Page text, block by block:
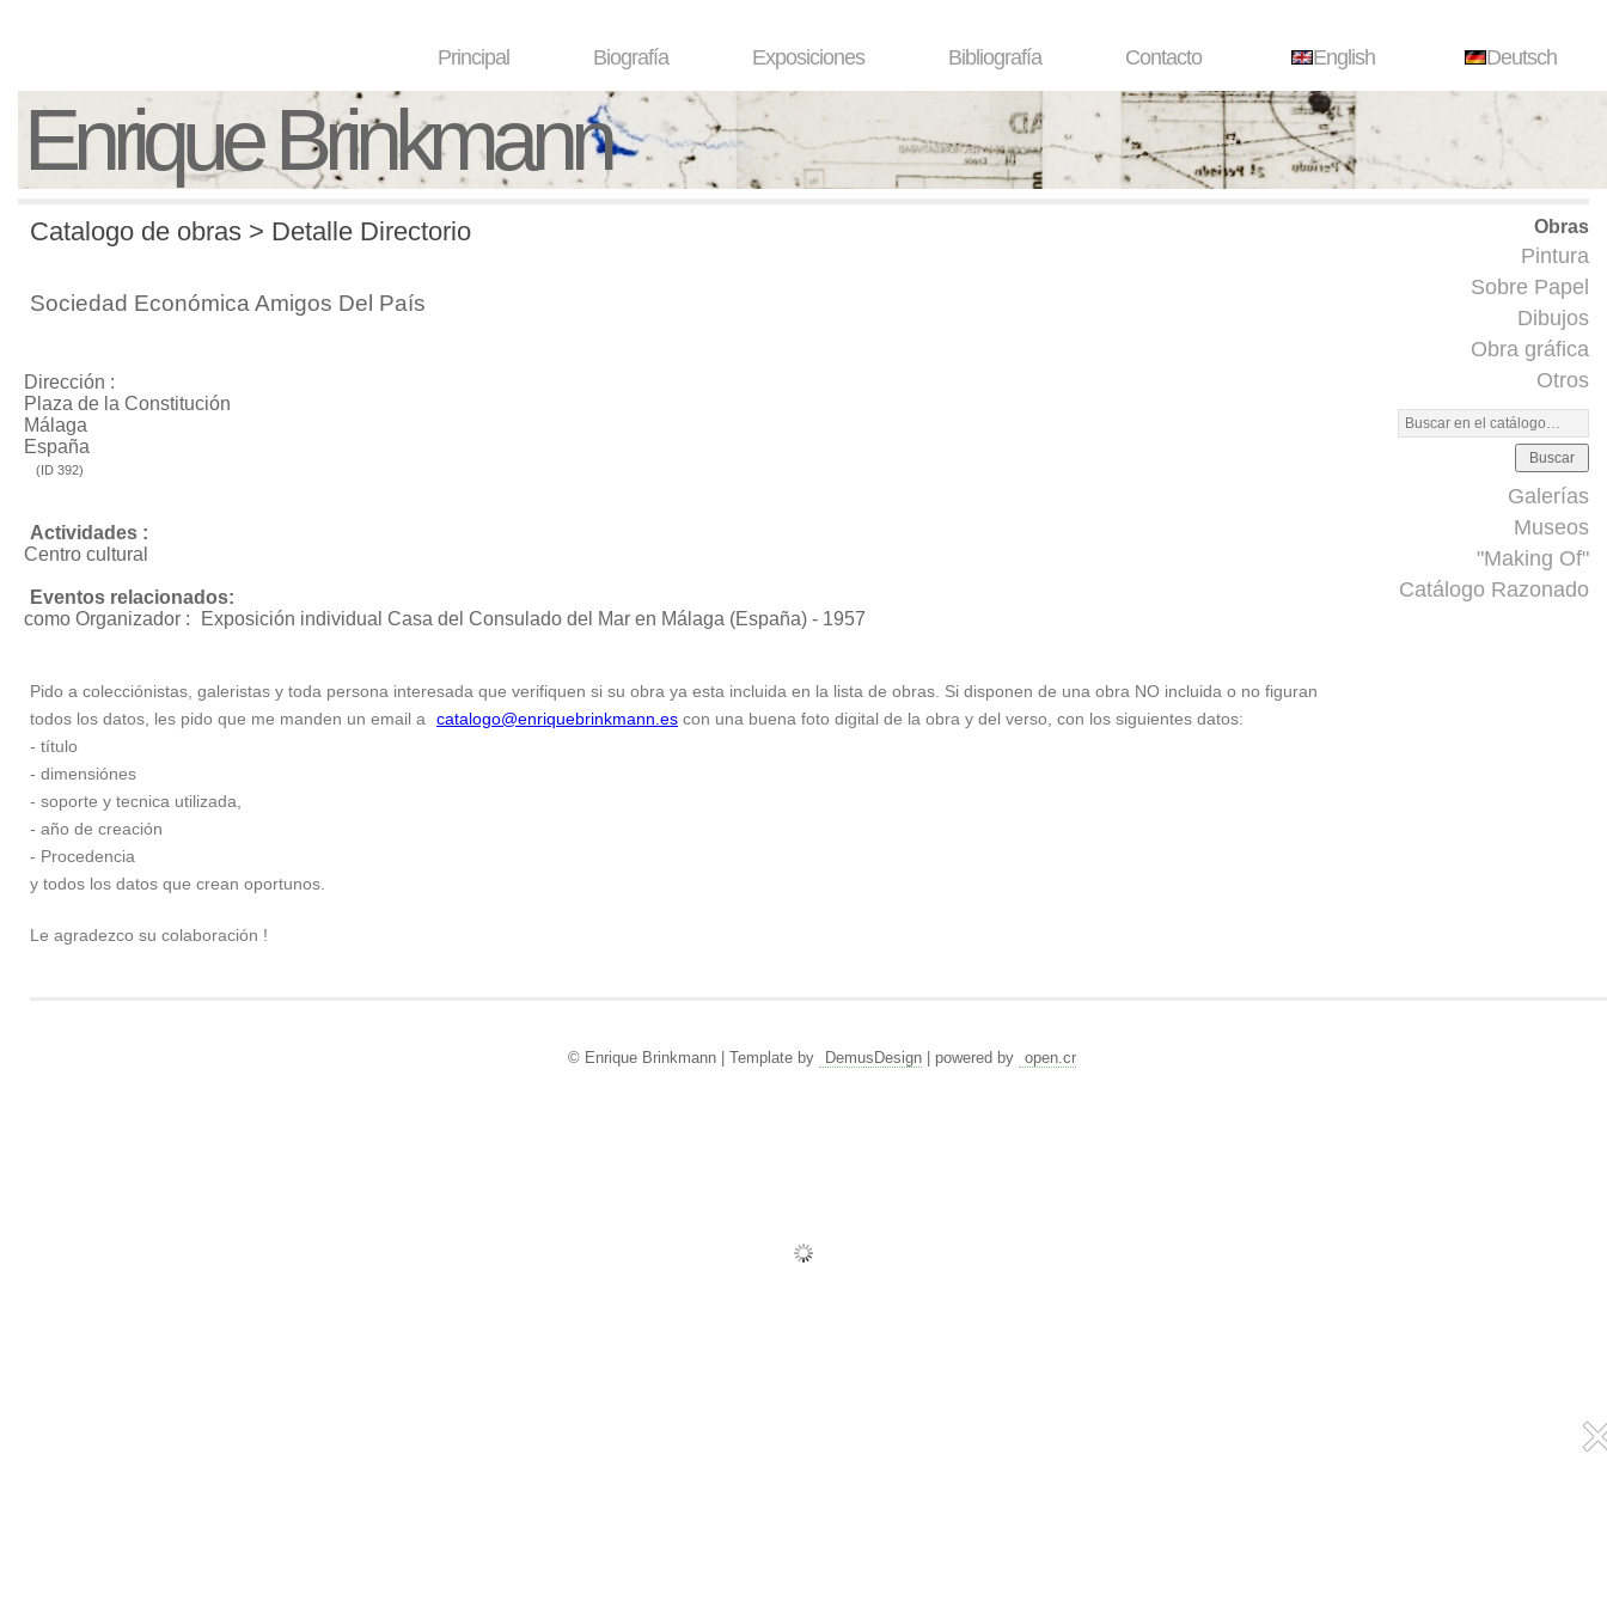
Principal Biografía Exposiciones Bibliografía Contacto English Deutsch
Enrique Brinkmann
Obras
Pintura
Sobre Papel
Dibujos
Obra gráfica
Otros
Buscar
Galerías
Museos
"Making Of"
Catálogo Razonado
Catalogo de obras > Detalle Directorio
Sociedad Económica Amigos Del País
Dirección :
Plaza de la Constitución
Málaga
España
(ID 392)
Actividades :
Centro cultural
Eventos relacionados:
como Organizador :
Exposición individual Casa del Consulado del Mar en Málaga (España) - 1957
Pido a colecciónistas, galeristas y toda persona interesada que verifiquen si su obra ya esta incluida en la lista de obras. Si disponen de una obra NO incluida o no figuran
todos los datos, les pido que me manden un email a
catalogo@enriquebrinkmann.es con una buena foto digital de la obra y del verso, con los siguientes datos:
- título
- dimensiónes
- soporte y tecnica utilizada,
- año de creación
- Procedencia
y todos los datos que crean oportunos.
Le agradezco su colaboración !
© Enrique Brinkmann | Template by DemusDesign| powered by open.cr